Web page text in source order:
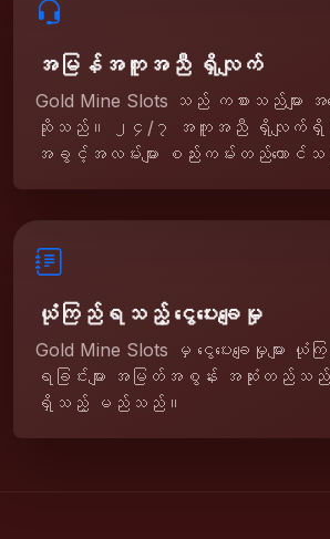
အမြန်အကူအညီ ရှိလျက်
Gold Mine Slots သည် ကစားသည်များ အ
ဆိုသည်။ ၂၄/၇ အကူအညီ ရှိလျက်ရှိ
အခွင့်အလမ်းများ စည်းကမ်းတည်ထောင်
ယုံကြည်ရသည့် ငွေပေးချေမှု
Gold Mine Slots မှ ငွေပေးချေမှုမျာ
ရခြင်းများ အမြတ်အစွန်း အဆုံး
ရှိသည့် မည်သည်။